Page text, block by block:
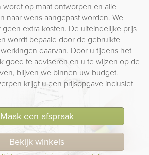
op maat ontworpen en alle
naar wens aangepast worden. We
extra kosten. De uiteindelijke prijs
wordt bepaald door de gebruikte
daarvan. Door u tijdens het
goed te adviseren en u te wijzen op de
blijven we binnen uw budget.
krijgt u een prijsopgave inclusief
Maak een afspraak
Bekijk winkels